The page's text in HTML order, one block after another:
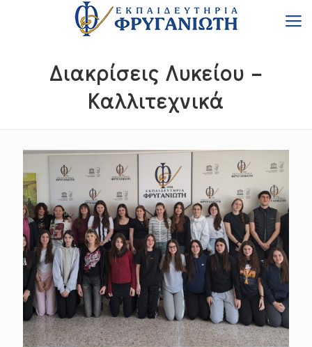
Διακρίσεις Λυκείου –
Καλλιτεχνικά